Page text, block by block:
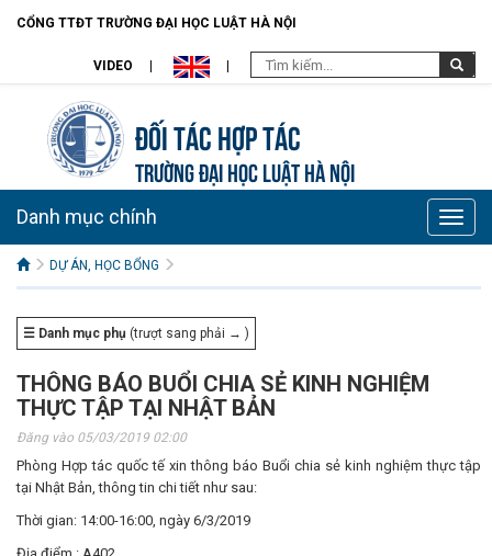
CỔNG TTĐT TRƯỜNG ĐẠI HỌC LUẬT HÀ NỘI
VIDEO
Đối tác hợp tác
TRƯỜNG ĐẠI HỌC LUẬT HÀ NỘI
Toggle
Danh mục chính
DỰ ÁN, HỌC BỔNG
☰ Danh mục phụ (trượt sang phải → )
THÔNG BÁO BUỔI CHIA SẺ KINH NGHIỆM
THỰC TẬP TẠI NHẬT BẢN
Đăng vào 05/03/2019 02:00
Phòng Hợp tác quốc tế xin thông báo Buổi chia sẻ kinh nghiệm thực tập
tại Nhật Bản, thông tin chi tiết như sau:
Thời gian: 14:00-16:00, ngày 6/3/2019